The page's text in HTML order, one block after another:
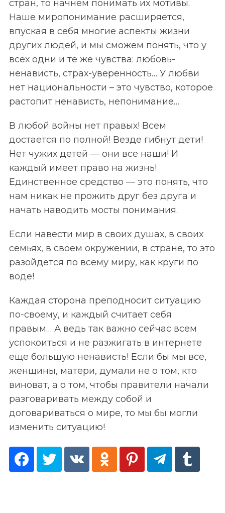
стран, то начнем понимать их мотивы.
Наше миропонимание расширяется,
впуская в себя многие аспекты жизни
других людей, и мы сможем понять, что у
всех одни и те же чувства: любовь-
ненависть, страх-уверенность… У любви
нет национальности – это чувство, которое
растопит ненависть, непонимание…
В любой войны нет правых! Всем
достается по полной! Везде гибнут дети!
Нет чужих детей — они все наши! И
каждый имеет право на жизнь!
Единственное средство — это понять, что
нам никак не прожить друг без друга и
начать наводить мосты понимания.
Если навести мир в своих душах, в своих
семьях, в своем окружении, в стране, то это
разойдется по всему миру, как круги по
воде!
Каждая сторона преподносит ситуацию
по-своему, и каждый считает себя
правым… А ведь так важно сейчас всем
успокоиться и не разжигать в интернете
еще большую ненависть! Если бы мы все,
женщины, матери, думали не о том, кто
виноват, а о том, чтобы правители начали
разговаривать между собой и
договариваться о мире, то мы бы могли
изменить ситуацию!
S По авторам